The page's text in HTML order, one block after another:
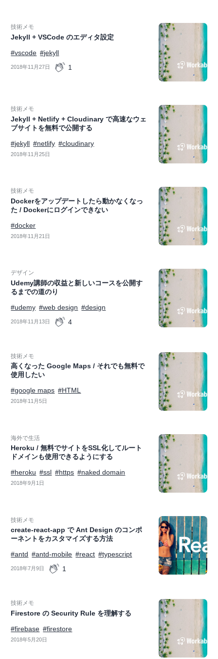
技術メモ
Jekyll + VSCode のエディタ設定
#vscode #jekyll
2018年11月27日 1
技術メモ
Jekyll + Netlify + Cloudinary で高速なウェ
ブサイトを無料で公開する
#jekyll #netlify #cloudinary
2018年11月25日
技術メモ
Dockerをアップデートしたら動かなくなっ
た / Dockerにログインできない
#docker
2018年11月21日
デザイン
Udemy講師の収益と新しいコースを公開す
るまでの道のり
#udemy #web design #design
2018年11月13日 4
技術メモ
高くなった Google Maps / それでも無料で
使用したい
#google maps #HTML
2018年11月5日
海外で生活
Heroku / 無料でサイトをSSL化してルート
ドメインも使用できるようにする
#heroku #ssl #https #naked domain
2018年9月1日
技術メモ
create-react-app で Ant Design のコンポ
ーネントをカスタマイズする方法
#antd #antd-mobile #react #typescript
2018年7月9日 1
技術メモ
Firestore の Security Rule を理解する
#firebase #firestore
2018年5月20日